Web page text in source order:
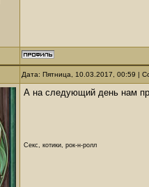
Дата: Пятница, 10.03.2017, 00:59 |
А на следующий день нам
Секс, котики, рок-н-ролл